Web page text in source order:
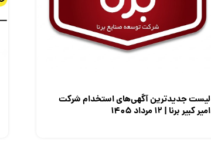
لیست جدیدترین آگهی‌های استخدام شرکت
امیر کبیر برنا | ۱۲ مرداد ۱۴۰۵